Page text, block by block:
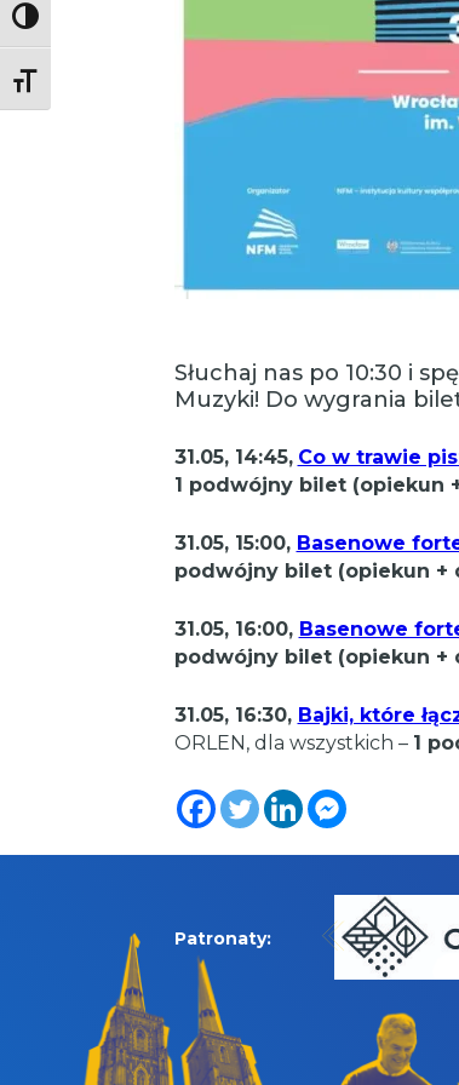
Toggle High Contrast
Toggle Font size
Słuchaj nas po 10:30 i
Muzyki! Do wygrania
31.05, 14:45, Co w trawie
1 podwójny bilet (opiekun
31.05, 15:00, Basenowe
podwójny bilet (opiekun +
31.05, 16:00, Basenowe
podwójny bilet (opiekun +
31.05, 16:30, Bajki, które
ORLEN, dla wszystkich – 1
Patronaty: